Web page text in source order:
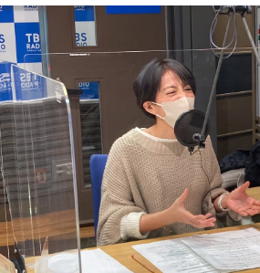
お知らせ
イベント・グッズ
YouTube
会社情報